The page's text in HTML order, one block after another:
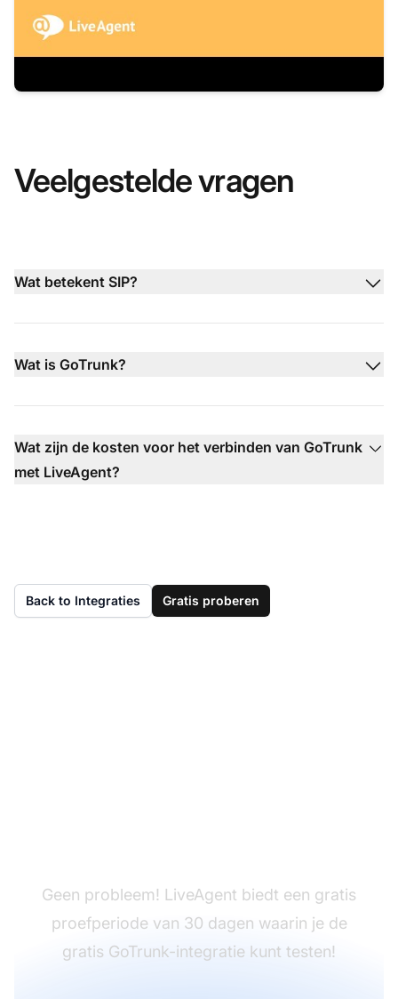
Veelgestelde vragen
Wat betekent SIP?
Wat is GoTrunk?
Wat zijn de kosten voor het verbinden van GoTrunk
met LiveAgent?
Back to Integraties Gratis proberen
Geen probleem! LiveAgent biedt een gratis
proefperiode van 30 dagen waarin je de
gratis GoTrunk-integratie kunt testen!